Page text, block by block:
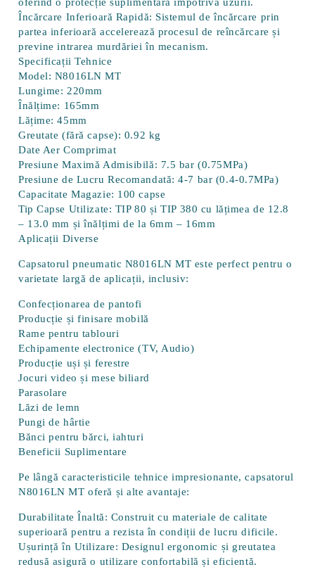
Încărcare Inferioară Rapidă: Sistemul de încărcare prin
partea inferioară accelerează procesul de reîncărcare și
previne intrarea murdăriei în mecanism.
Specificații Tehnice
Model: N8016LN MT
Lungime: 220mm
Înălțime: 165mm
Lățime: 45mm
Greutate (fără capse): 0.92 kg
Date Aer Comprimat
Presiune Maximă Admisibilă: 7.5 bar (0.75MPa)
Presiune de Lucru Recomandată: 4-7 bar (0.4-0.7MPa)
Capacitate Magazie: 100 capse
Tip Capse Utilizate: TIP 80 și TIP 380 cu lățimea de 12.8
– 13.0 mm și înălțimi de la 6mm – 16mm
Aplicații Diverse
Capsatorul pneumatic N8016LN MT este perfect pentru o
varietate largă de aplicații, inclusiv:
Confecționarea de pantofi
Producție și finisare mobilă
Rame pentru tablouri
Echipamente electronice (TV, Audio)
Producție uși și ferestre
Jocuri video și mese biliard
Parasolare
Lăzi de lemn
Pungi de hârtie
Bănci pentru bărci, iahturi
Beneficii Suplimentare
Pe lângă caracteristicile tehnice impresionante, capsatorul
N8016LN MT oferă și alte avantaje:
Durabilitate Înaltă: Construit cu materiale de calitate
superioară pentru a rezista în condiții de lucru dificile.
Ușurință în Utilizare: Designul ergonomic și greutatea
redusă asigură o utilizare confortabilă și eficientă.